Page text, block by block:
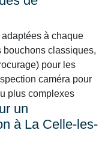
à chaque
bouchons classiques,
pour les
caméra pour
plus complexes
un
à La Celle-les-